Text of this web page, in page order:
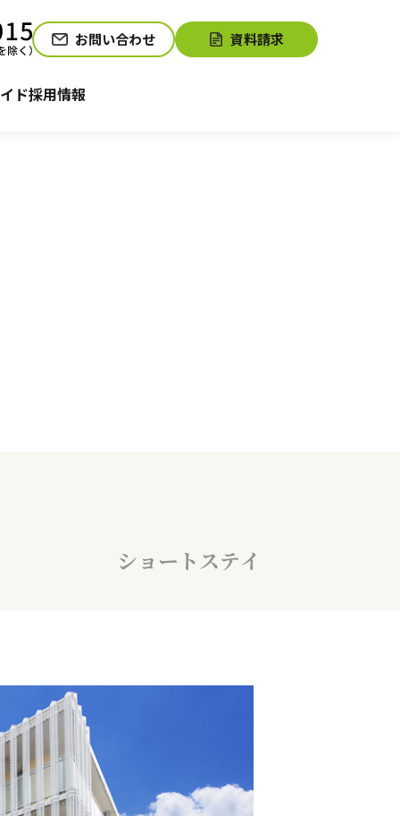
お問い合わせ 資料請求
サービスの相談をする
ド
介護お役立ちコラム「そらまめ＋」
採用情報
ショートステイ